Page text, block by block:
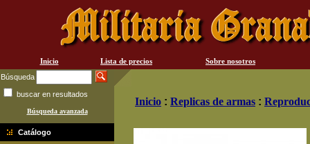
Inicio Lista de precios
Sobre nosotros
Búsqueda
buscar en resultados
Búsqueda avanzada
Catálogo
Inicio : Replicas de armas :